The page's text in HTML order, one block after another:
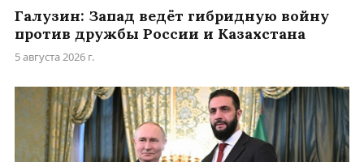
Галузин: Запад ведёт гибридную войну
против дружбы России и Казахстана
5 августа 2026 г.